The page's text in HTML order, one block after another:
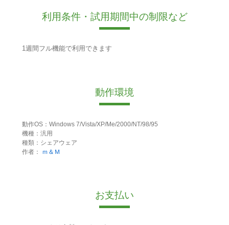
利用条件・試用期間中の制限など
1週間フル機能で利用できます
動作環境
動作OS：Windows 7/Vista/XP/Me/2000/NT/98/95
機種：汎用
種類：シェアウェア
作者：
ｍ＆Ｍ
お支払い